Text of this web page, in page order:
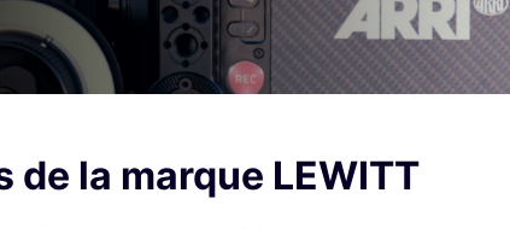
de la marque LEWITT